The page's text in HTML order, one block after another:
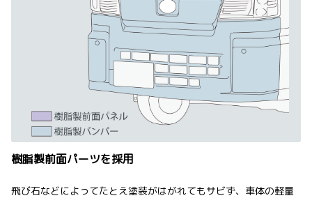
樹脂製前面パーツを採用
飛び石などによってたとえ塗装がはがれてもサビず、車体の軽量